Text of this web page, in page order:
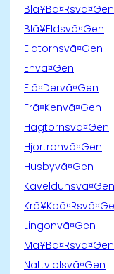
Blã¥Bã¤Rsvã¤Gen
Blã¥Eldsvã¤Gen
Eldtornsvã¤Gen
Envã¤Gen
Flã¤Dervã¤Gen
Frã¤Kenvã¤Gen
Hagtornsvã¤Gen
Hjortronvã¤Gen
Husbyvã¤Gen
Kaveldunsvã¤Gen
Lingonvã¤Gen
Mã¥Bã¤Rsvã¤Gen
Nattviolsvã¤Gen